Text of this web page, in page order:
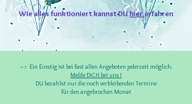
Wie alles funktioniert kannst DUhiererfahren
-- > Ein Einstig ist bei fast allen Angeboten jederzeit möglich.
Melde DiCH bei uns !
DU bezahlst nur die noch verbleibenden Termine
für den angebrochen Monat